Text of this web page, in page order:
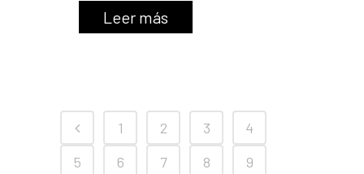
Leer más
1 2 3
4
5
6 7 8
9